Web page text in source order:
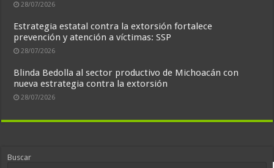
28/07/2026
Estrategia estatal contra la extorsión fortalece
prevención y atención a víctimas: SSP
28/07/2026
Blinda Bedolla al sector productivo de Michoacán con
nueva estrategia contra la extorsión
28/07/2026
Buscar